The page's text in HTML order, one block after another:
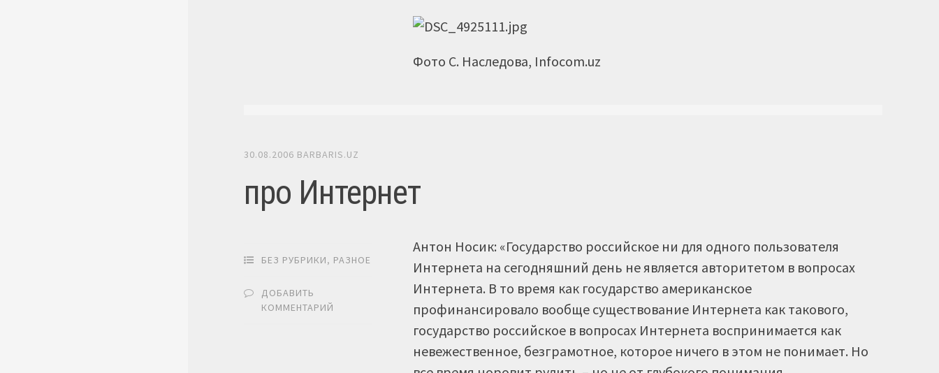
Фото С. Наследова, Infocom.uz
30.08.2006 BARBARIS.UZ
про Интернет
БЕЗ РУБРИКИ, РАЗНОЕ
ДОБАВИТЬ
КОММЕНТАРИЙ
Антон Носик: «Государство российское ни для одного пользователя
Интернета на сегодняшний день не является авторитетом в вопросах
Интернета. В то время как государство американское
профинансировало вообще существование Интернета как такового,
государство российское в вопросах Интернета воспринимается как
невежественное, безграмотное, которое ничего в этом не понимает. Но